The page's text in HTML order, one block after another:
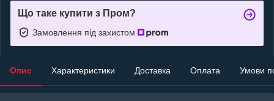
Що таке купити з Пром?
Замовлення під захистом
Опис Характеристики Доставка Оплата Умови